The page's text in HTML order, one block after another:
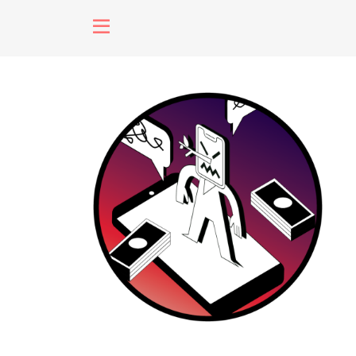
Futuros
Soberanas
Oligarquía
Despacio